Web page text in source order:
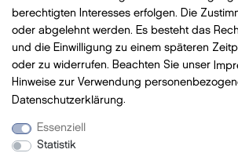
Bezahlung mit VISA, MasterCard,
Versandmit DHL
berechtigten Interesses erfolgen. Die
oder abgelehnt werden. Es besteht das
und die Einwilligung zu einem späteren
oder zu widerrufen. Beachten Sie unser
Hinweise zur Verwendung
Daten­schutz­erklärung.
Essenziell
Statistik